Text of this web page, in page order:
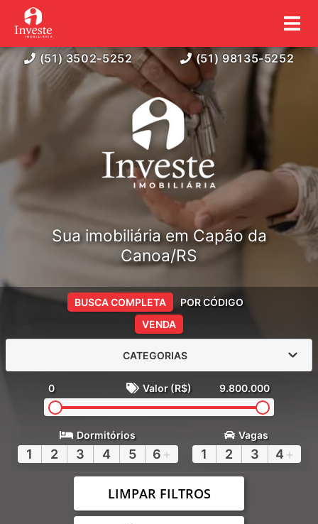
(51) 3502-5252 (51) 98135-5252
Sua imobiliária em Capão da
Canoa/RS
VENDA
BUSCA COMPLETA POR CÓDIGO
CATEGORIAS
0 Valor (R$) 9.800.000
Dormitórios
1 2 3 4 5 6 +
Vagas
1 2 3 4 +
LIMPAR FILTROS